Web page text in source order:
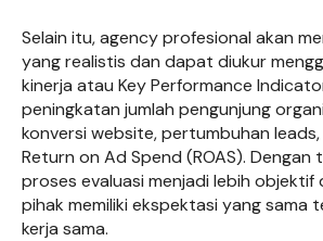
Selain itu, agency profesional akan
yang realistis dan dapat diukur
kinerja atau Key Performance
peningkatan jumlah pengunjung
konversi website, pertumbuhan
Return on Ad Spend (ROAS). Dengan
proses evaluasi menjadi lebih objektif
pihak memiliki ekspektasi yang sama
kerja sama.